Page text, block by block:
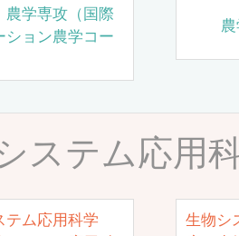
学専攻（国際
ション農学コー
ステム応用
テム応用科学
生物シ